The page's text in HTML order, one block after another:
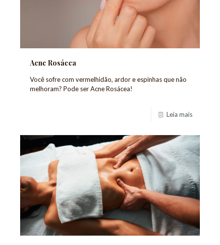
Acne Rosácea
Você sofre com vermelhidão, ardor e espinhas que não
melhoram? Pode ser Acne Rosácea!
Leia mais